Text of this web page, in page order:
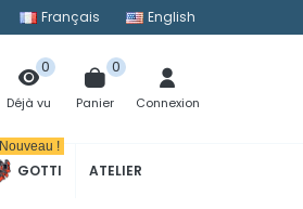
Français English
Déjà vu
0
Panier
0
Connexion
GOTTI
Nouveau !
ATELIER